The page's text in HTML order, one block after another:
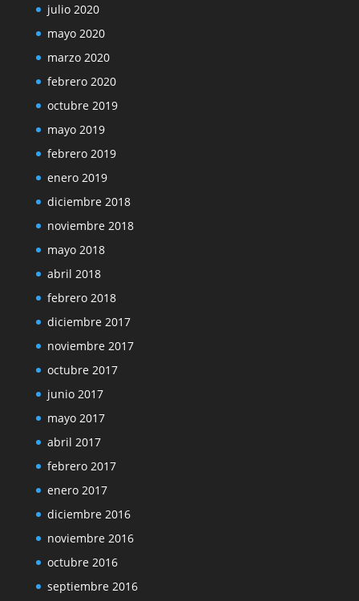
julio 2020
mayo 2020
marzo 2020
febrero 2020
octubre 2019
mayo 2019
febrero 2019
enero 2019
diciembre 2018
noviembre 2018
mayo 2018
abril 2018
febrero 2018
diciembre 2017
noviembre 2017
octubre 2017
junio 2017
mayo 2017
abril 2017
febrero 2017
enero 2017
diciembre 2016
noviembre 2016
octubre 2016
septiembre 2016